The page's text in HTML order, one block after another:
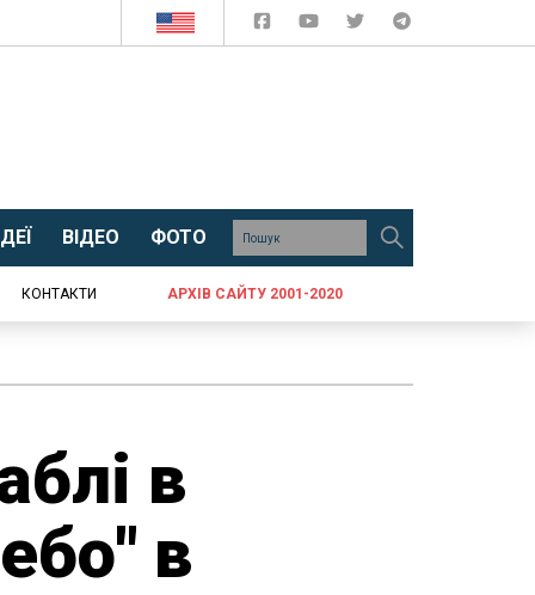
ВІДЕО ФОТО
КОНТАКТИ АРХІВ САЙТУ 2001-2020
в
в